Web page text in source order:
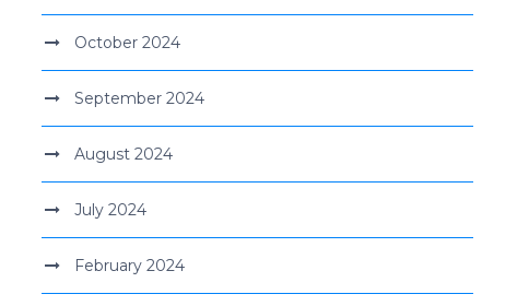
October 2024
September 2024
August 2024
July 2024
February 2024